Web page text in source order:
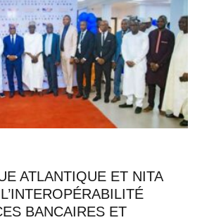
ATLANTIQUE ET NITA
BANCAIRES ET